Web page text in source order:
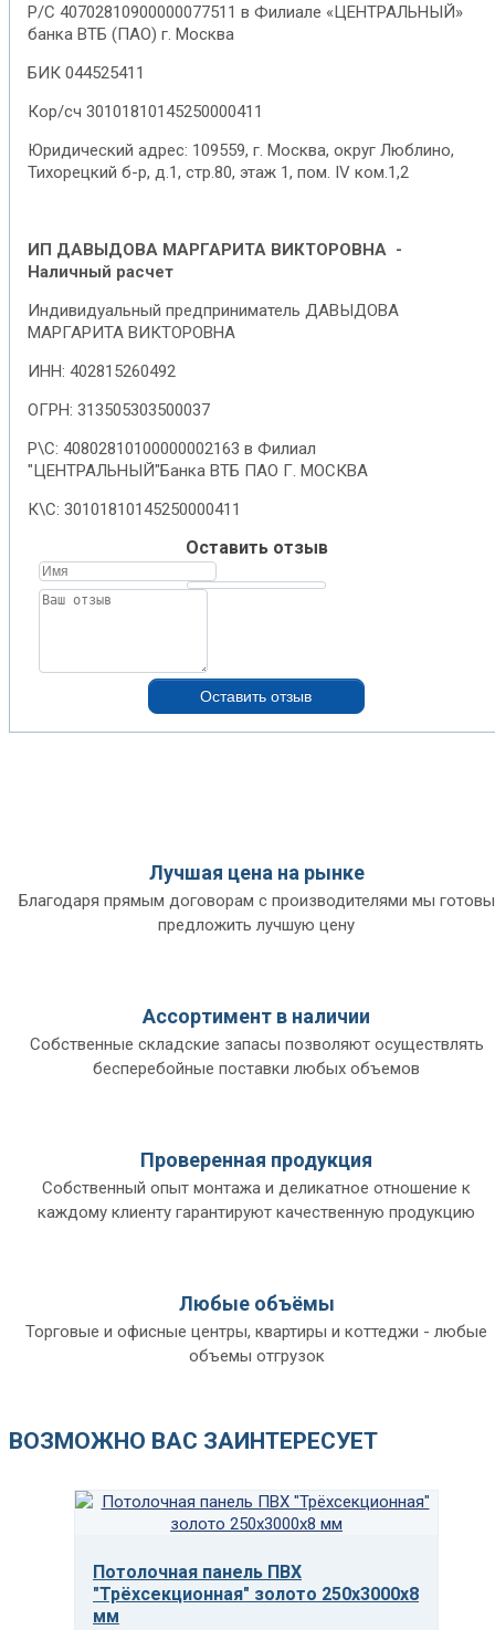
Р/С 40702810900000077511 в Филиале «ЦЕНТРАЛЬНЫЙ»
банка ВТБ (ПАО) г. Москва
БИК 044525411
Кор/сч 30101810145250000411
Юридический адрес: 109559, г. Москва, округ Люблино,
Тихорецкий б-р, д.1, стр.80, этаж 1, пом. IV ком.1,2
ИП ДАВЫДОВА МАРГАРИТА ВИКТОРОВНА -
Наличный расчет
Индивидуальный предприниматель ДАВЫДОВА
МАРГАРИТА ВИКТОРОВНА
ИНН: 402815260492
ОГРН: 313505303500037
Р\С: 40802810100000002163 в Филиал
"ЦЕНТРАЛЬНЫЙ"Банка ВТБ ПАО Г. МОСКВА
К\С: 30101810145250000411
Оставить отзыв
Оставить отзыв
Лучшая цена на рынке
Благодаря прямым договорам с производителями мы готовы
предложить лучшую цену
Ассортимент в наличии
Собственные складские запасы позволяют осуществлять
бесперебойные поставки любых объемов
Проверенная продукция
Собственный опыт монтажа и деликатное отношение к
каждому клиенту гарантируют качественную продукцию
Любые объёмы
Торговые и офисные центры, квартиры и коттеджи - любые
объемы отгрузок
ВОЗМОЖНО ВАС ЗАИНТЕРЕСУЕТ
Потолочная панель ПВХ
"Трёхсекционная" золото 250x3000x8
мм